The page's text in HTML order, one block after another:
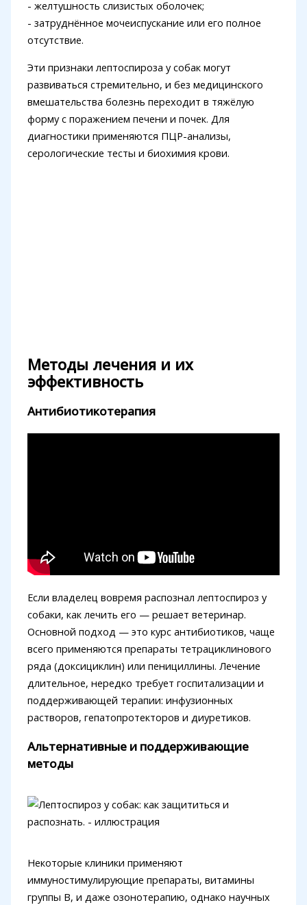
- желтушность слизистых оболочек;
- затруднённое мочеиспускание или его полное
отсутствие.
Эти признаки лептоспироза у собак могут
развиваться стремительно, и без медицинского
вмешательства болезнь переходит в тяжёлую
форму с поражением печени и почек. Для
диагностики применяются ПЦР-анализы,
серологические тесты и биохимия крови.
Методы лечения и их
эффективность
Антибиотикотерапия
Если владелец вовремя распознал лептоспироз у
собаки, как лечить его — решает ветеринар.
Основной подход — это курс антибиотиков, чаще
всего применяются препараты тетрациклинового
ряда (доксициклин) или пенициллины. Лечение
длительное, нередко требует госпитализации и
поддерживающей терапии: инфузионных
растворов, гепатопротекторов и диуретиков.
Альтернативные и поддерживающие
методы
Некоторые клиники применяют
иммуностимулирующие препараты, витамины
группы B, и даже озонотерапию, однако научных